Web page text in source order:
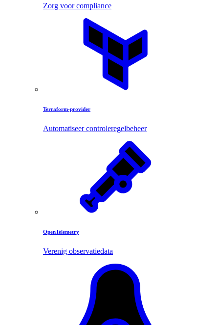
Zorg voor compliance
Terraform-provider
Automatiseer controleregelbeheer
OpenTelemetry
Verenig observatiedata